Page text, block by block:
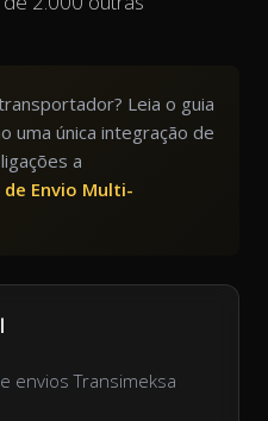
Leia o guia
uma única integração de
a
de Envio Multi-
envios Transimeksa